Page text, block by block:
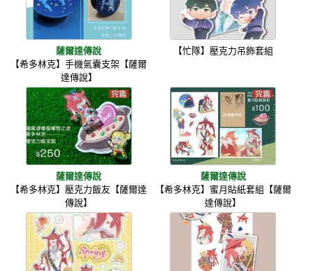
薩爾達傳說
【希多林克】手機氣囊支架【薩爾
達傳說】
【忙隊】壓克力吊飾套組
薩爾達傳說
【希多林克】壓克力飯友【薩爾達
傳說】
薩爾達傳說
【希多林克】蜜月貼紙套組【薩爾
達傳說】